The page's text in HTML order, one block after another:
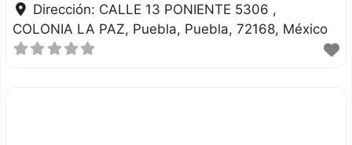
Dirección: CALLE 13 PONIENTE 5306 ,
COLONIA LA PAZ Puebla Puebla 72168 México